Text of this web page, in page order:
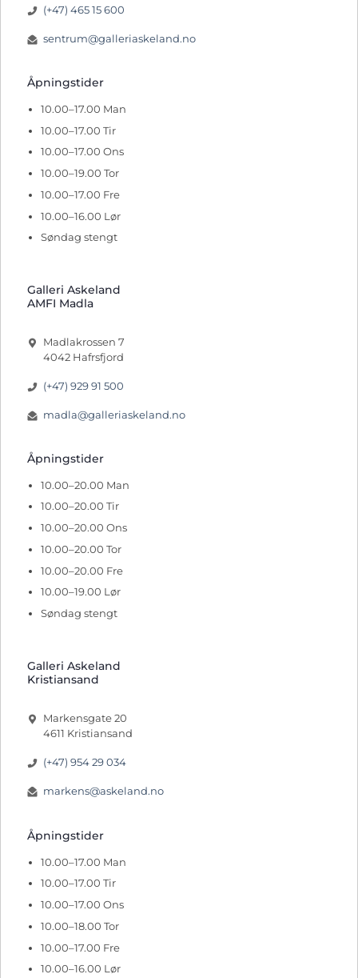
(+47) 465 15 600
sentrum@galleriaskeland.no
Åpningstider
10.00–17.00 Man
10.00–17.00 Tir
10.00–17.00 Ons
10.00–19.00 Tor
10.00–17.00 Fre
10.00–16.00 Lør
Søndag stengt
Galleri Askeland
AMFI Madla
Madlakrossen 7
4042 Hafrsfjord
(+47) 929 91 500
madla@galleriaskeland.no
Åpningstider
10.00–20.00 Man
10.00–20.00 Tir
10.00–20.00 Ons
10.00–20.00 Tor
10.00–20.00 Fre
10.00–19.00 Lør
Søndag stengt
Galleri Askeland
Kristiansand
Markensgate 20
4611 Kristiansand
(+47) 954 29 034
markens@askeland.no
Åpningstider
10.00–17.00 Man
10.00–17.00 Tir
10.00–17.00 Ons
10.00–18.00 Tor
10.00–17.00 Fre
10.00–16.00 Lør